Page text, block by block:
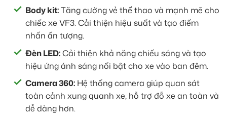
Body kit:Tăng cường vẻ thể thao và mạnh mẽ cho
chiếc xe VF3. Cải thiện hiệu suất và tạo điểm
nhấn ấn tượng.
Đèn LED:Cải thiện khả năng chiếu sáng và tạo
hiệu ứng ánh sáng nổi bật cho xe vào ban đêm.
Camera 360: Hệ thống camera giúp quan sát
toàn cảnh xung quanh xe, hỗ trợ đỗ xe an toàn và
dễ dàng hơn.